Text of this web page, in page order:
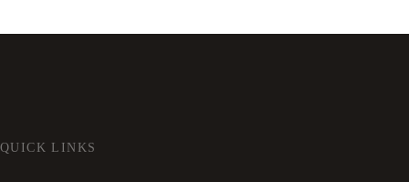
QUICK LINKS